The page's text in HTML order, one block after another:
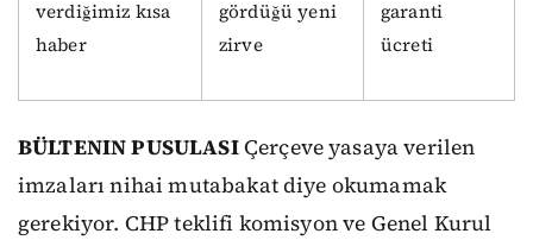
verdiğimiz kısa
haber
gördüğü yeni
zirve
garanti
ücreti
BÜLTENIN PUSULASIÇerçeve yasaya verilen
imzaları nihai mutabakat diye okumamak
gerekiyor. CHP teklifi komisyon ve Genel Kurul